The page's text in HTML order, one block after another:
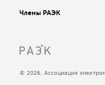
Члены РАЭК
© 2026, Ассоциация